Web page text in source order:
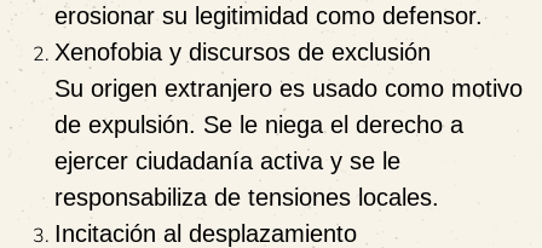
erosionar su legitimidad como defensor.
Xenofobia y discursos de exclusión
Su origen extranjero es usado como motivo
de expulsión. Se le niega el derecho a
ejercer ciudadanía activa y se le
responsabiliza de tensiones locales.
Incitación al desplazamiento